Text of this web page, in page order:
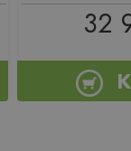
32